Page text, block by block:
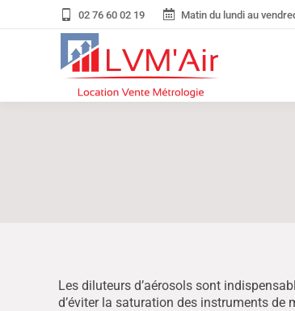
02 76 60 02 19 Matin du lundi au
Les diluteurs d’aérosols sont
d’éviter la saturation des instruments de